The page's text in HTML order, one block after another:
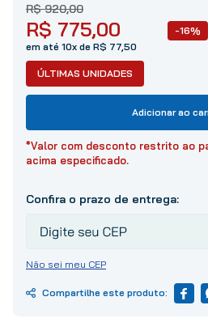
R$ 775,00
R$ 920,00
-16%
em até 10x de R$ 77,50
ÚLTIMAS UNIDADES
Adicionar ao
*Valor com desconto restrito ao
acima especificado.
Não sei meu CEP
9º
telha
10º tinta